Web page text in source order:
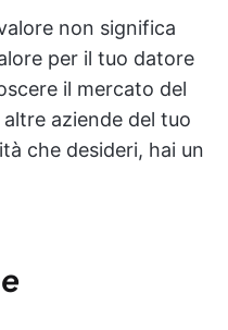
non significa
per il tuo datore
il mercato del
aziende del tuo
che desideri, hai un